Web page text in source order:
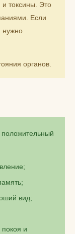
и токсины. Это
Если
нужно
органов.
вид;
и